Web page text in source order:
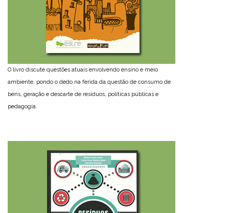
O livro discute questões atuais envolvendo ensino e meio
ambiente, pondo o dedo na ferida da questão de consumo de
bens, geração e descarte de resíduos, políticas públicas e
pedagogia.